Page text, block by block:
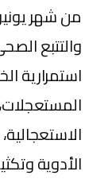
من شهر
والتتبع
استمرارية
الأدوية